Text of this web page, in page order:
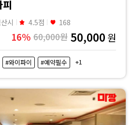
시 4.5점 168
16% 60,000원 50,000 원
#와이파이 #예약필수 +1